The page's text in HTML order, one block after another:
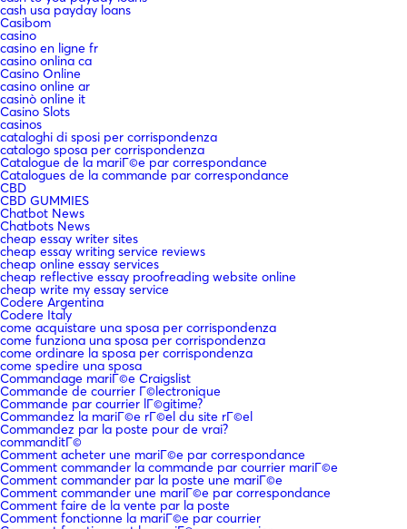
cash usa payday loans
Casibom
casino
casino en ligne fr
casino onlina ca
Casino Online
casino online ar
casinò online it
Casino Slots
casinos
cataloghi di sposi per corrispondenza
catalogo sposa per corrispondenza
Catalogue de la mariГ©e par correspondance
Catalogues de la commande par correspondance
CBD
CBD GUMMIES
Chatbot News
Chatbots News
cheap essay writer sites
cheap essay writing service reviews
cheap online essay services
cheap reflective essay proofreading website online
cheap write my essay service
Codere Argentina
Codere Italy
come acquistare una sposa per corrispondenza
come funziona una sposa per corrispondenza
come ordinare la sposa per corrispondenza
come spedire una sposa
Commandage mariГ©e Craigslist
Commande de courrier Г©lectronique
Commande par courrier lГ©gitime?
Commandez la mariГ©e rГ©el du site rГ©el
Commandez par la poste pour de vrai?
commanditГ©
Comment acheter une mariГ©e par correspondance
Comment commander la commande par courrier mariГ©e
Comment commander par la poste une mariГ©e
Comment commander une mariГ©e par correspondance
Comment faire de la vente par la poste
Comment fonctionne la mariГ©e par courrier